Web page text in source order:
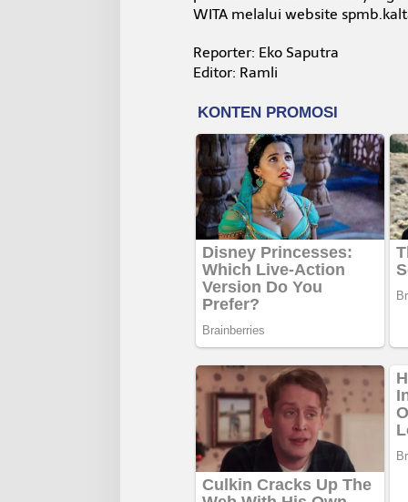
WITA melalui website
Reporter: Eko Saputra
Editor: Ramli